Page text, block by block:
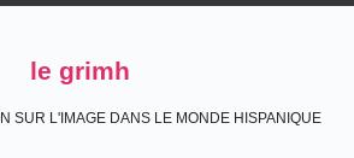
le grimh
SUR L'IMAGE DANS LE MONDE HISPANIQUE